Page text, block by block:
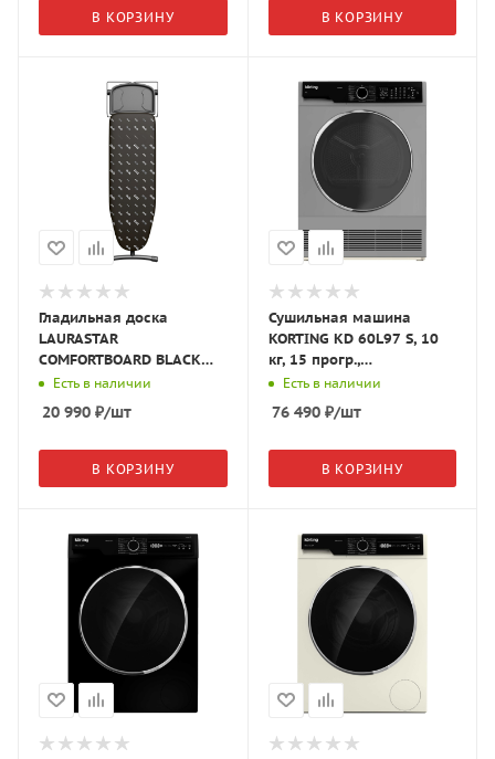
В КОРЗИНУ В КОРЗИНУ
Гладильная доска
LAURASTAR
COMFORTBOARD BLACK
COVER GLASSES 71236
Есть в наличии
20 990 ₽/шт
В КОРЗИНУ
Сушильная машина
KORTING KD 60L97 S, 10
кг, 15 прогр.,
серебристый
Есть в наличии
76 490₽/шт
В КОРЗИНУ